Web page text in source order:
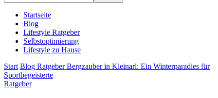
Startseite
Blog
Lifestyle Ratgeber
Selbstoptimierung
Lifestyle zu Hause
Start Blog RatgeberBergzauber in Kleinarl: Ein Winterparadies für
Sportbegeisterte
Ratgeber